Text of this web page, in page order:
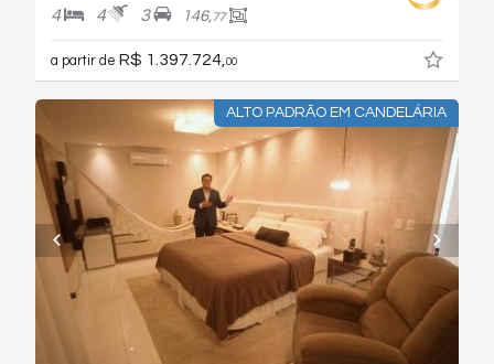
4 4 3 146,77
a partir de R$ 1.397.724, 00
ALTO PADRÃO EM CANDELÁRIA